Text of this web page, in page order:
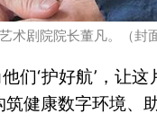
术剧院院长董凡。（封
们‘护好航’，让
健康数字环境、